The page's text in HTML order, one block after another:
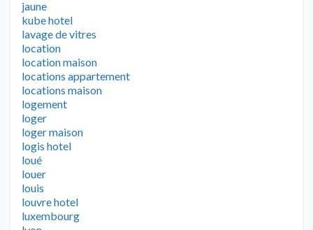
jaune
kube hotel
lavage de vitres
location
location maison
locations appartement
locations maison
logement
loger
loger maison
logis hotel
loué
louer
louis
louvre hotel
luxembourg